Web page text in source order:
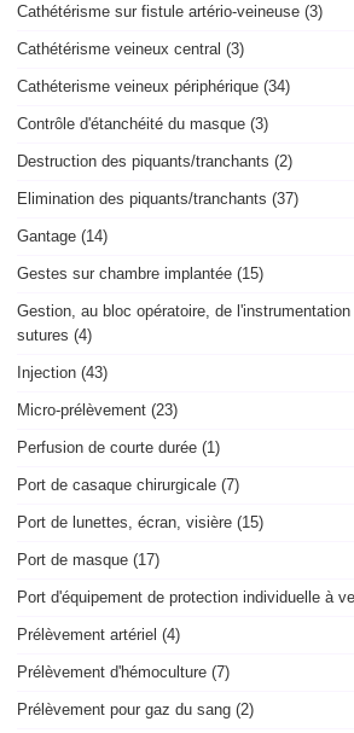
Cathétérisme sur fistule artério-veineuse (3)
Cathétérisme veineux central (3)
Cathéterisme veineux périphérique (34)
Contrôle d'étanchéité du masque (3)
Destruction des piquants/tranchants (2)
Elimination des piquants/tranchants (37)
Gantage (14)
Gestes sur chambre implantée (15)
Gestion, au bloc opératoire, de
sutures (4)
Injection (43)
Micro-prélèvement (23)
Perfusion de courte durée (1)
Port de casaque chirurgicale (7)
Port de lunettes, écran, visière (15)
Port de masque (17)
Port d'équipement de protection individuelle à
Prélèvement artériel (4)
Prélèvement d'hémoculture (7)
Prélèvement pour gaz du sang (2)